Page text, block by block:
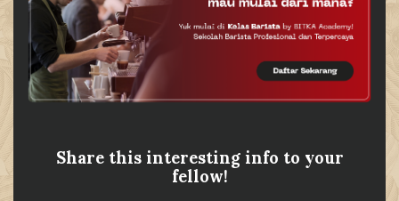
Share this interesting info to your
fellow!